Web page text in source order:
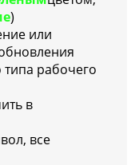
)
или
типа рабочего
в
все